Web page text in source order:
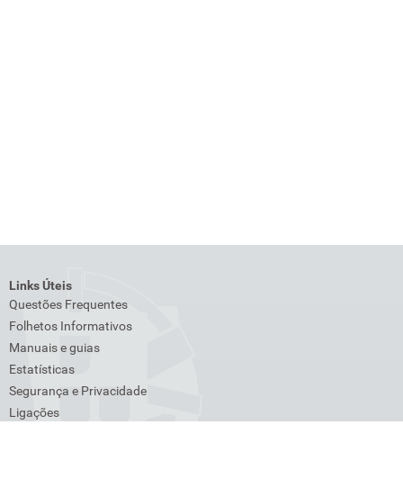
Links Úteis
Questões Frequentes
Folhetos Informativos
Manuais e guias
Estatísticas
Segurança e Privacidade
Ligações